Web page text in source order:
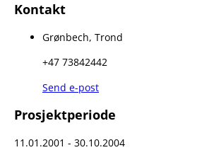
Kontakt
Grønbech, Trond
+47 73842442
Send e-post
Prosjektperiode
11.01.2001 - 30.10.2004